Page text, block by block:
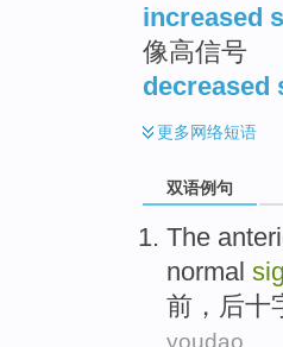
increased
像高信号
decreased
更多网络短语
双语例句
The
normal
前 ， 后十